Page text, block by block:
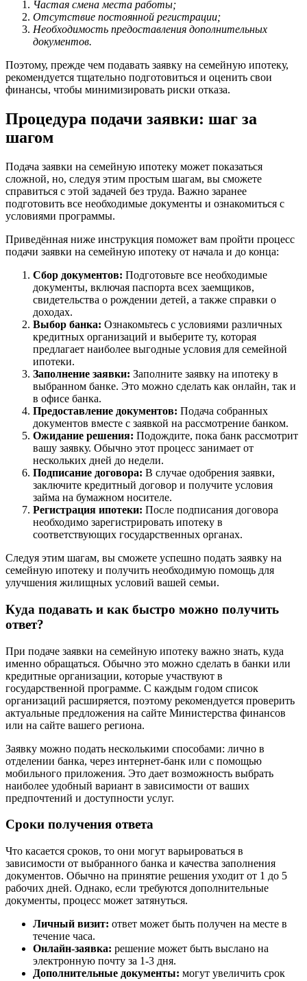
Частая смена места работы;
Отсутствие постоянной регистрации;
Необходимость предоставления дополнительных
документов.
Поэтому, прежде чем подавать заявку на семейную ипотеку,
рекомендуется тщательно подготовиться и оценить свои
финансы, чтобы минимизировать риски отказа.
Процедура подачи заявки: шаг за
шагом
Подача заявки на семейную ипотеку может показаться
сложной, но, следуя этим простым шагам, вы сможете
справиться с этой задачей без труда. Важно заранее
подготовить все необходимые документы и ознакомиться с
условиями программы.
Приведённая ниже инструкция поможет вам пройти процесс
подачи заявки на семейную ипотеку от начала и до конца:
Сбор документов: Подготовьте все необходимые
документы, включая паспорта всех заемщиков,
свидетельства о рождении детей, а также справки о
доходах.
Выбор банка: Ознакомьтесь с условиями различных
кредитных организаций и выберите ту, которая
предлагает наиболее выгодные условия для семейной
ипотеки.
Заполнение заявки: Заполните заявку на ипотеку в
выбранном банке. Это можно сделать как онлайн, так и
в офисе банка.
Предоставление документов: Подача собранных
документов вместе с заявкой на рассмотрение банком.
Ожидание решения: Подождите, пока банк рассмотрит
вашу заявку. Обычно этот процесс занимает от
нескольких дней до недели.
Подписание договора: В случае одобрения заявки,
заключите кредитный договор и получите условия
займа на бумажном носителе.
Регистрация ипотеки: После подписания договора
необходимо зарегистрировать ипотеку в
соответствующих государственных органах.
Следуя этим шагам, вы сможете успешно подать заявку на
семейную ипотеку и получить необходимую помощь для
улучшения жилищных условий вашей семьи.
Куда подавать и как быстро можно получить
ответ?
При подаче заявки на семейную ипотеку важно знать, куда
именно обращаться. Обычно это можно сделать в банки или
кредитные организации, которые участвуют в
государственной программе. С каждым годом список
организаций расширяется, поэтому рекомендуется проверить
актуальные предложения на сайте Министерства финансов
или на сайте вашего региона.
Заявку можно подать несколькими способами: лично в
отделении банка, через интернет-банк или с помощью
мобильного приложения. Это дает возможность выбрать
наиболее удобный вариант в зависимости от ваших
предпочтений и доступности услуг.
Сроки получения ответа
Что касается сроков, то они могут варьироваться в
зависимости от выбранного банка и качества заполнения
документов. Обычно на принятие решения уходит от 1 до 5
рабочих дней. Однако, если требуются дополнительные
документы, процесс может затянуться.
Личный визит: ответ может быть получен на месте в
течение часа.
Онлайн-заявка: решение может быть выслано на
электронную почту за 1-3 дня.
Дополнительные документы: могут увеличить срок